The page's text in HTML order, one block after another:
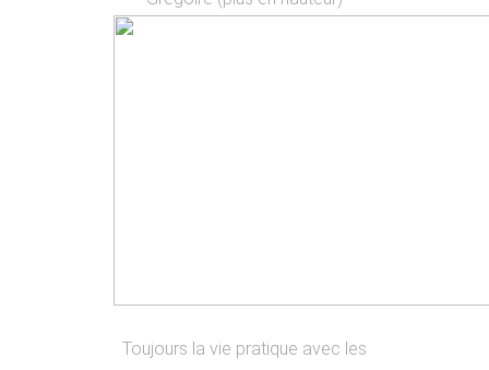
Toujours la vie pratique avec les